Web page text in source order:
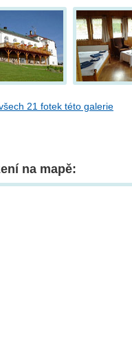
21 fotek této galerie
na mapě: